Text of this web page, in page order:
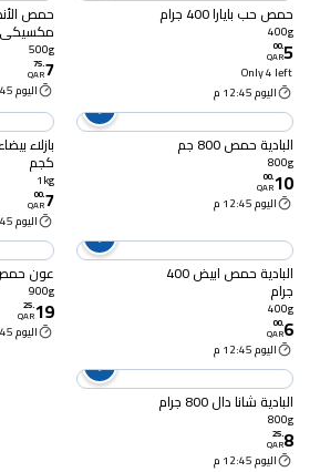
حمص حب بايارا 400 جرام
400g
5
.
00
QAR
Only 4 left
اليوم 12:45 م
مكسيكي، 500
500g
7
.
75
QAR
اليوم 12:45 م
البادية حمص 800 جم
800g
10
.
00
QAR
اليوم 12:45 م
كجم
1kg
7
.
00
QAR
اليوم 12:45 م
البادية حمص ابيض 400
جرام
400g
6
.
00
QAR
اليوم 12:45 م
عون حمص 12 مم
900g
19
.
25
QAR
اليوم 12:45 م
البادية شانا دال 800 جرام
800g
8
.
25
QAR
اليوم 12:45 م